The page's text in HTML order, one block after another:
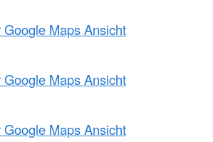
Google Maps Ansicht
Google Maps Ansicht
Google Maps Ansicht